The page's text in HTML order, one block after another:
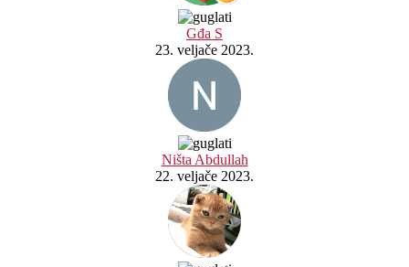
Gđa S
23. veljače 2023.
Ništa Abdullah
22. veljače 2023.